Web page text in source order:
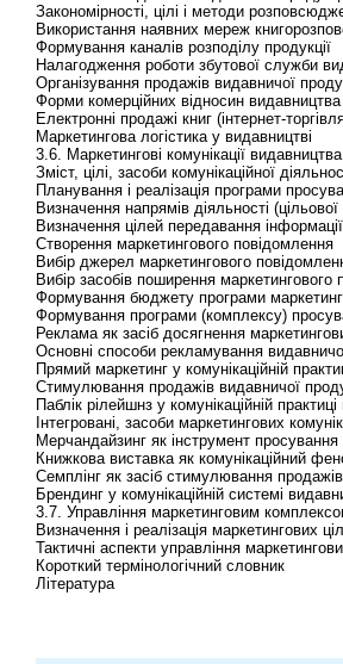
Закономірності, цілі і методи
Використання наявних мереж
Формування каналів розподілу продукції
Налагодження роботи збутової служби
Організування продажів видавничої
Форми комерційних відносин
Електронні продажі книг (інтернет-
Маркетингова логістика у видавництві
3.6. Маркетингові комунікації видавництва
Зміст, цілі, засоби комунікаційної
Планування і реалізація програми
Визначення напрямів діяльності (цільової
Визначення цілей передавання інформації
Створення маркетингового повідомлення
Вибір джерел маркетингового
Вибір засобів поширення маркетингового
Формування бюджету програми
Формування програми (комплексу)
Реклама як засіб досягнення
Основні способи рекламування
Прямий маркетинг у комунікаційній
Стимулювання продажів видавничої
Паблік рілейшнз у комунікаційній
Інтегровані, засоби маркетингових
Мерчандайзинг як інструмент просування
Книжкова виставка як комунікаційний
Семплінг як засіб стимулювання
Брендинг у комунікаційній системі
3.7. Управління маркетинговим
Визначення і реалізація маркетингових
Тактичні аспекти управління
Короткий термінологічний словник
Література